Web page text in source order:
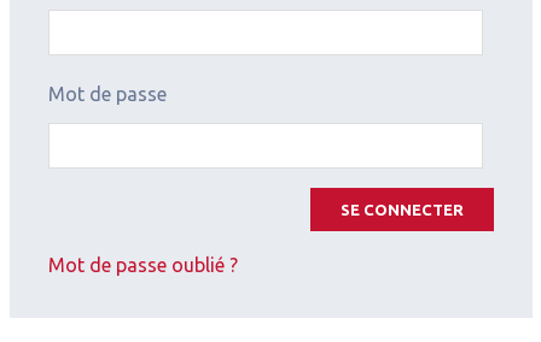
Mot de passe
SE CONNECTER
Mot de passe oublié ?